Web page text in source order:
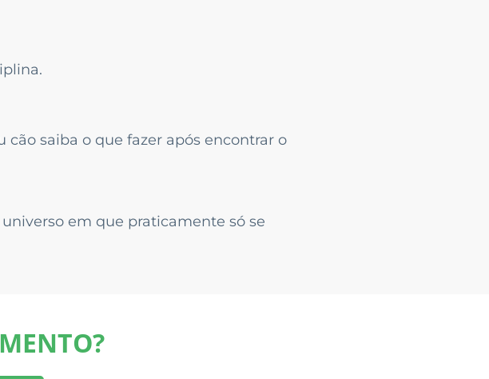
saiba o que fazer após encontrar o
em que praticamente só se